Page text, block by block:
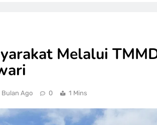
Melalui
Bulan Ago 0 1 Mins